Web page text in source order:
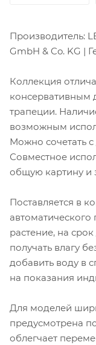
Производитель:
GmbH & Co. KG |
Коллекция
консервативным
трапеции.
возможным
Можно сочетать
Совместное
общую картину и
Поставляется в
растение, на
получать влагу
добавить воду в
на показания
Для моделей
предусмотрена
облегчает